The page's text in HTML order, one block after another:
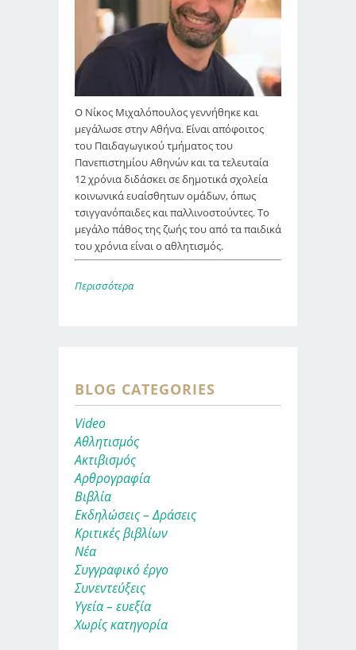
Ο Νίκος Μιχαλόπουλος γεννήθηκε και
μεγάλωσε στην Αθήνα. Είναι απόφοιτος
του Παιδαγωγικού τμήματος του
Πανεπιστημίου Αθηνών και τα τελευταία
12 χρόνια διδάσκει σε δημοτικά σχολεία
κοινωνικά ευαίσθητων ομάδων, όπως
τσιγγανόπαιδες και παλλινοστούντες. Το
μεγάλο πάθος της ζωής του από τα παιδικά
του χρόνια είναι ο αθλητισμός.
Περισσότερα
BLOG CATEGORIES
Video
Αθλητισμός
Ακτιβισμός
Αρθρογραφία
Βιβλία
Εκδηλώσεις – Δράσεις
Κριτικές βιβλίων
Νέα
Συγγραφικό έργο
Συνεντεύξεις
Υγεία – ευεξία
Χωρίς κατηγορία